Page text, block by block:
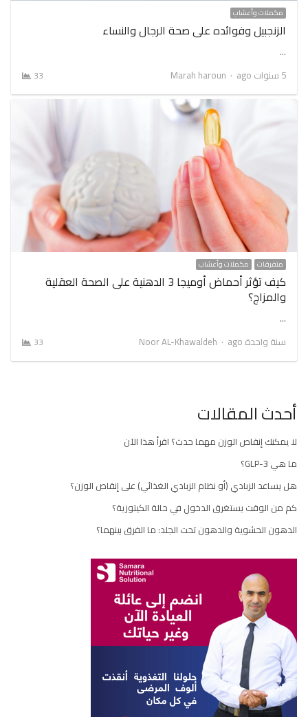
مكملات وأعشاب
الزنجبيل وفوائده على صحة الرجال والنساء
…
5 سنوات ago
Author
Marah haroun
33
متفرقات مكملات وأعشاب
كيف تؤثر أحماض أوميجا 3 الدهنية على الصحة العقلية
والمزاج؟
…
سنة واحدة ago
Author
Noor AL-Khawaldeh
33
أحدث المقالات
لا يمكنك إنقاص الوزن مهما حدث؟ اقرأ هذا الآن
ما هي GLP-3؟
هل يساعد الزبادي (أو نظام الزبادي الغذائي) على إنقاص الوزن؟
كم من الوقت يستغرق الدخول في حالة الكيتوزية؟
الدهون الحشوية والدهون تحت الجلد: ما الفرق بينهما؟